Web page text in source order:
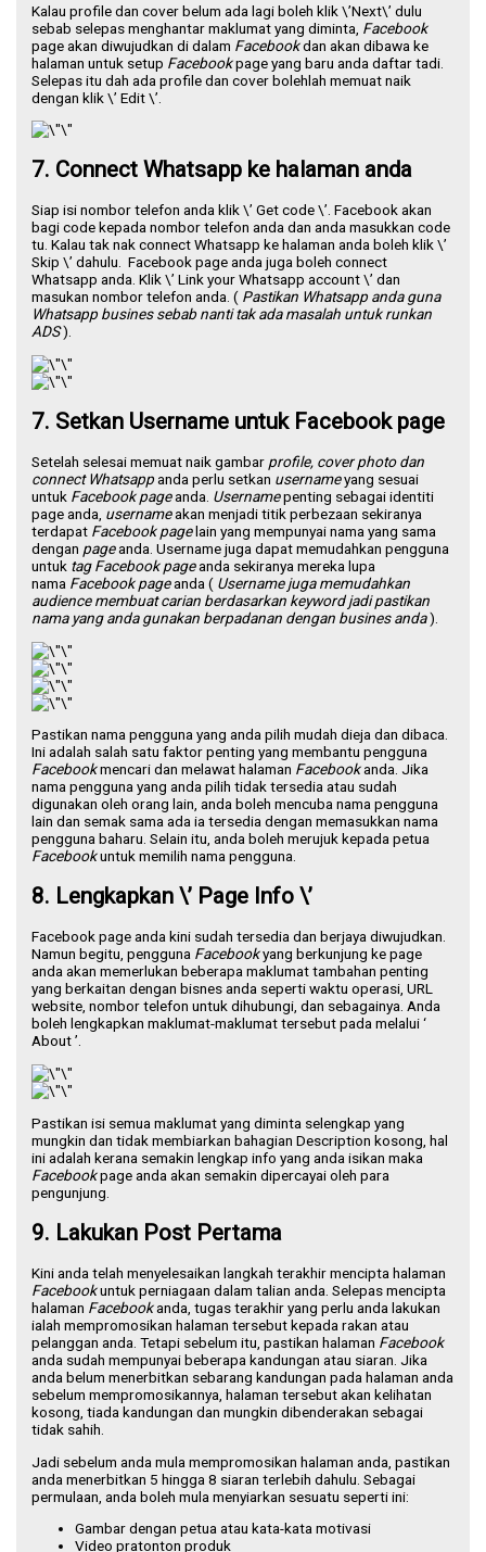
Kalau profile dan cover belum ada lagi boleh klik \’Next\’ dulu
sebab selepas menghantar maklumat yang diminta, Facebook
page akan diwujudkan di dalam Facebookdan akan dibawa ke
halaman untuk setup Facebookpage yang baru anda daftar tadi.
Selepas itu dah ada profile dan cover bolehlah memuat naik
dengan klik \’ Edit \’.
7. Connect Whatsapp ke halaman anda
Siap isi nombor telefon anda klik \’ Get code \’. Facebook akan
bagi code kepada nombor telefon anda dan anda masukkan code
tu. Kalau tak nak connect Whatsapp ke halaman anda boleh klik \’
Skip \’ dahulu. Facebook page anda juga boleh connect
Whatsapp anda. Klik \’ Link your Whatsapp account \’ dan
masukan nombor telefon anda. ( Pastikan Whatsapp anda guna
Whatsapp busines sebab nanti tak ada masalah untuk runkan
ADS).
7. Setkan Username untuk Facebook page
Setelah selesai memuat naik gambar profile, cover photo dan
connect Whatsappanda perlu setkan usernameyang sesuai
untuk Facebook pageanda. Usernamepenting sebagai identiti
page anda, usernameakan menjadi titik perbezaan sekiranya
terdapat Facebook pagelain yang mempunyai nama yang sama
dengan pageanda. Username juga dapat memudahkan pengguna
untuk tag Facebook pageanda sekiranya mereka lupa
nama Facebook pageanda ( Username juga memudahkan
audience membuat carian berdasarkan keyword jadi pastikan
nama yang anda gunakan berpadanan dengan busines anda).
Pastikan nama pengguna yang anda pilih mudah dieja dan dibaca.
Ini adalah salah satu faktor penting yang membantu pengguna
Facebookmencari dan melawat halaman Facebookanda. Jika
nama pengguna yang anda pilih tidak tersedia atau sudah
digunakan oleh orang lain, anda boleh mencuba nama pengguna
lain dan semak sama ada ia tersedia dengan memasukkan nama
pengguna baharu. Selain itu, anda boleh merujuk kepada petua
Facebookuntuk memilih nama pengguna.
8. Lengkapkan \’ Page Info \’
Facebook page anda kini sudah tersedia dan berjaya diwujudkan.
Namun begitu, pengguna Facebookyang berkunjung ke page
anda akan memerlukan beberapa maklumat tambahan penting
yang berkaitan dengan bisnes anda seperti waktu operasi, URL
website, nombor telefon untuk dihubungi, dan sebagainya. Anda
boleh lengkapkan maklumat-maklumat tersebut pada melalui ‘
About ’.
Pastikan isi semua maklumat yang diminta selengkap yang
mungkin dan tidak membiarkan bahagian Description kosong, hal
ini adalah kerana semakin lengkap info yang anda isikan maka
Facebookpage anda akan semakin dipercayai oleh para
pengunjung.
9. Lakukan Post Pertama
Kini anda telah menyelesaikan langkah terakhir mencipta halaman
Facebookuntuk perniagaan dalam talian anda. Selepas mencipta
halaman Facebookanda, tugas terakhir yang perlu anda lakukan
ialah mempromosikan halaman tersebut kepada rakan atau
pelanggan anda. Tetapi sebelum itu, pastikan halaman Facebook
anda sudah mempunyai beberapa kandungan atau siaran. Jika
anda belum menerbitkan sebarang kandungan pada halaman anda
sebelum mempromosikannya, halaman tersebut akan kelihatan
kosong, tiada kandungan dan mungkin dibenderakan sebagai
tidak sahih.
Jadi sebelum anda mula mempromosikan halaman anda, pastikan
anda menerbitkan 5 hingga 8 siaran terlebih dahulu. Sebagai
permulaan, anda boleh mula menyiarkan sesuatu seperti ini:
Gambar dengan petua atau kata-kata motivasi
Video pratonton produk